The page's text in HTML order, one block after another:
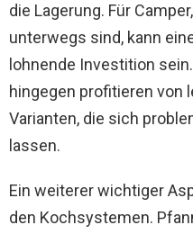
die Lagerung. Für
unterwegs sind, kann
lohnende Investition
hingegen profitieren von
Varianten, die sich
lassen.
Ein weiterer wichtiger
den Kochsystemen.